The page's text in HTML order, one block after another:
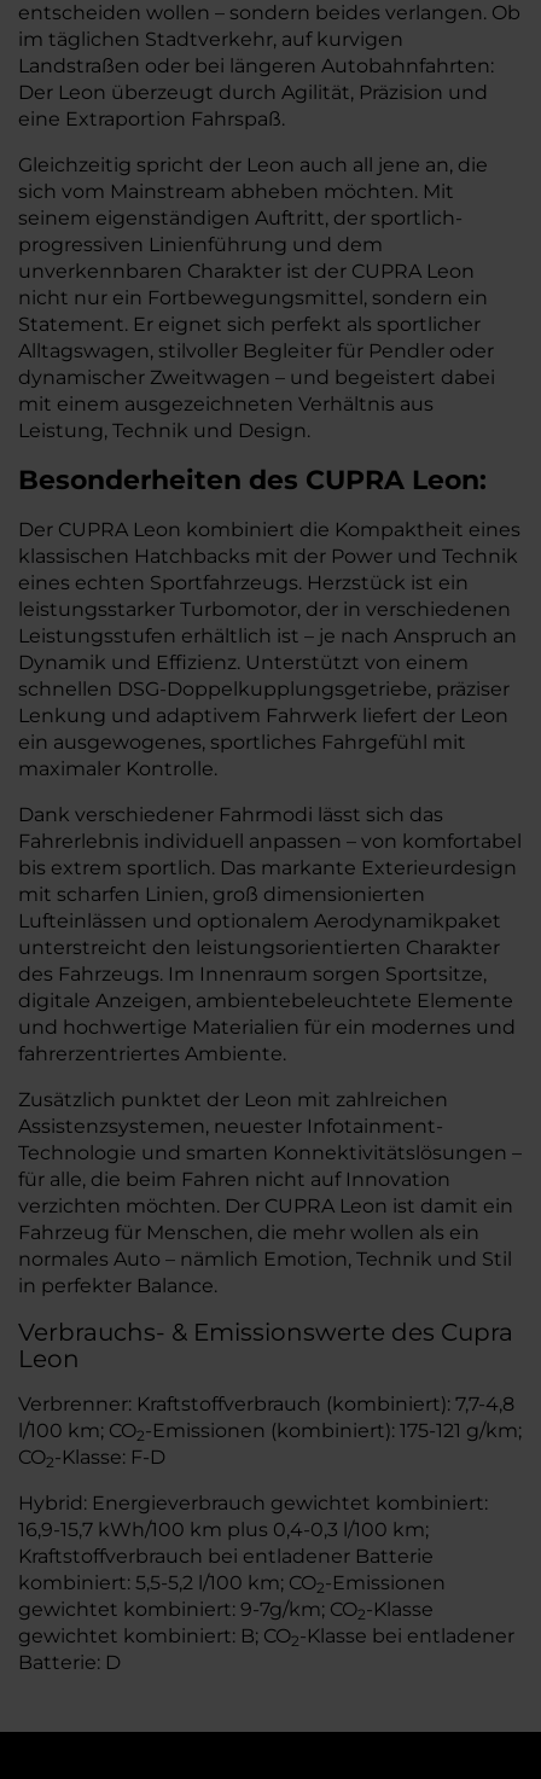
entscheiden wollen – sondern beides verlangen. Ob
im täglichen Stadtverkehr, auf kurvigen
Landstraßen oder bei längeren Autobahnfahrten:
Der Leon überzeugt durch Agilität, Präzision und
eine Extraportion Fahrspaß.
Gleichzeitig spricht der Leon auch all jene an, die
sich vom Mainstream abheben möchten. Mit
seinem eigenständigen Auftritt, der sportlich-
progressiven Linienführung und dem
unverkennbaren Charakter ist der CUPRA Leon
nicht nur ein Fortbewegungsmittel, sondern ein
Statement. Er eignet sich perfekt als sportlicher
Alltagswagen, stilvoller Begleiter für Pendler oder
dynamischer Zweitwagen – und begeistert dabei
mit einem ausgezeichneten Verhältnis aus
Leistung, Technik und Design.
Besonderheiten des CUPRA Leon:
Der CUPRA Leon kombiniert die Kompaktheit eines
klassischen Hatchbacks mit der Power und Technik
eines echten Sportfahrzeugs. Herzstück ist ein
leistungsstarker Turbomotor, der in verschiedenen
Leistungsstufen erhältlich ist – je nach Anspruch an
Dynamik und Effizienz. Unterstützt von einem
schnellen DSG-Doppelkupplungsgetriebe, präziser
Lenkung und adaptivem Fahrwerk liefert der Leon
ein ausgewogenes, sportliches Fahrgefühl mit
maximaler Kontrolle.
Dank verschiedener Fahrmodi lässt sich das
Fahrerlebnis individuell anpassen – von komfortabel
bis extrem sportlich. Das markante Exterieurdesign
mit scharfen Linien, groß dimensionierten
Lufteinlässen und optionalem Aerodynamikpaket
unterstreicht den leistungsorientierten Charakter
des Fahrzeugs. Im Innenraum sorgen Sportsitze,
digitale Anzeigen, ambientebeleuchtete Elemente
und hochwertige Materialien für ein modernes und
fahrerzentriertes Ambiente.
Zusätzlich punktet der Leon mit zahlreichen
Assistenzsystemen, neuester Infotainment-
Technologie und smarten Konnektivitätslösungen –
für alle, die beim Fahren nicht auf Innovation
verzichten möchten. Der CUPRA Leon ist damit ein
Fahrzeug für Menschen, die mehr wollen als ein
normales Auto – nämlich Emotion, Technik und Stil
in perfekter Balance.
Verbrauchs- & Emissionswerte des Cupra
Leon
Verbrenner: Kraftstoffverbrauch (kombiniert): 7,7-4,8
l/100 km; CO2-Emissionen (kombiniert): 175-121 g/km;
CO2-Klasse: F-D
Hybrid: Energieverbrauch gewichtet kombiniert:
16,9-15,7 kWh/100 km plus 0,4-0,3 l/100 km;
Kraftstoffverbrauch bei entladener Batterie
kombiniert: 5,5-5,2 l/100 km; CO2-Emissionen
gewichtet kombiniert: 9-7g/km; CO2-Klasse
gewichtet kombiniert: B; CO2-Klasse bei entladener
Batterie: D